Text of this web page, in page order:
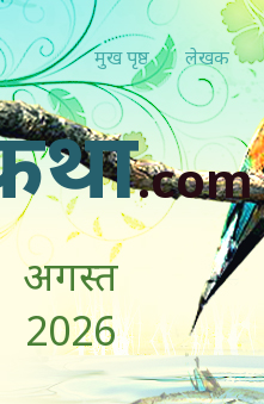
मुख पृष्ठ लेखक
.com
अगस्त
2026